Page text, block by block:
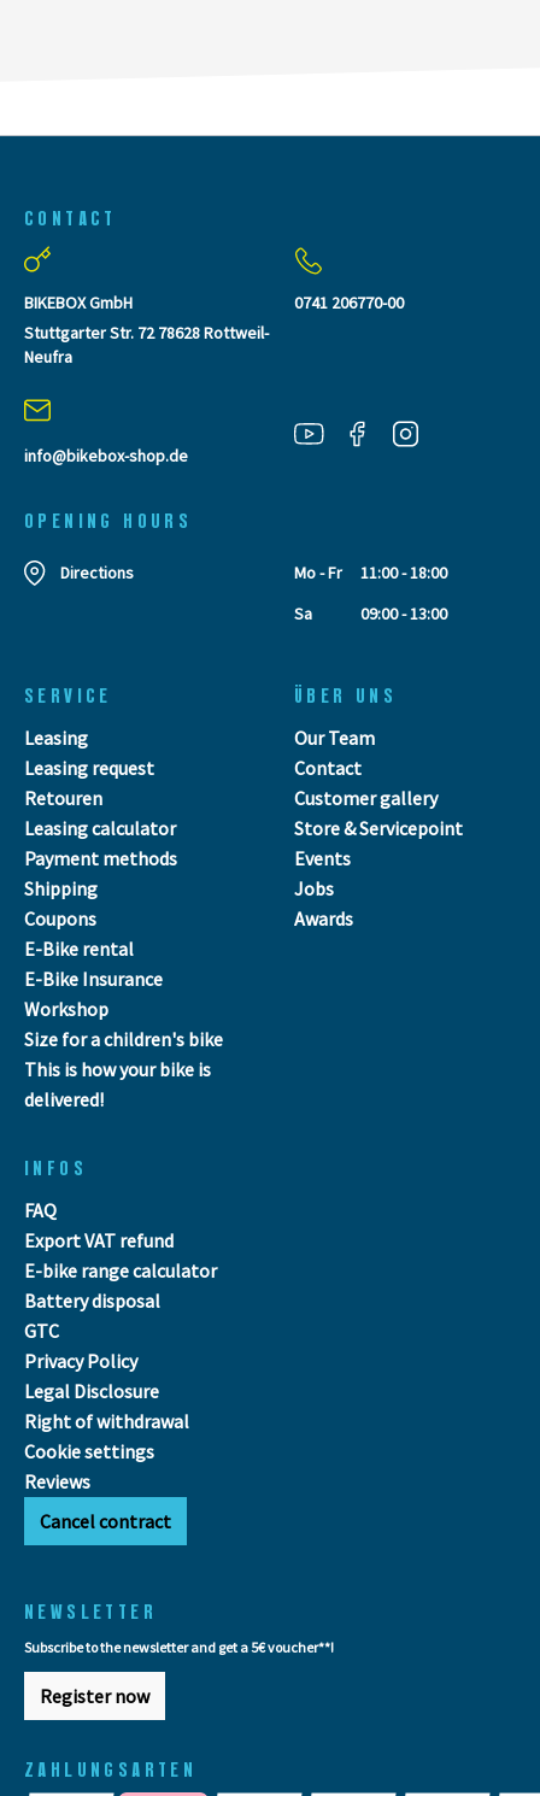
CONTACT
BIKEBOX GmbH
Stuttgarter Str. 72 78628 Rottweil-
Neufra
info@bikebox-shop.de
0741 206770-00
OPENING HOURS
Directions Mo - Fr
11:00 - 18:00
Sa
09:00 - 13:00
SERVICE
Leasing
Leasing request
Retouren
Leasing calculator
Payment methods
Shipping
Coupons
E-Bike rental
E-Bike Insurance
Workshop
Size for a children's bike
This is how your bike is
delivered!
ÜBER UNS
Our Team
Contact
Customer gallery
Store & Servicepoint
Events
Jobs
Awards
INFOS
FAQ
Export VAT refund
E-bike range calculator
Battery disposal
GTC
Privacy Policy
Legal Disclosure
Right of withdrawal
Cookie settings
Reviews
Cancel contract
NEWSLETTER
Subscribe to the newsletter and get a 5€ voucher**!
Register now
ZAHLUNGSARTEN